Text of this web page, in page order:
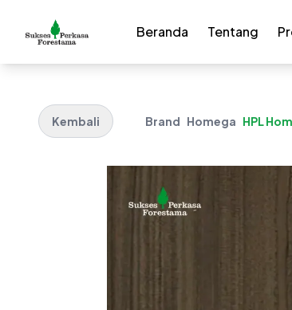
Beranda Tentang
Kembali Brand Homega HPL